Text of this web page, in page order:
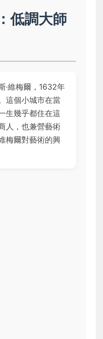
低調大師
·維梅爾，1632年
這個小城市在當
生幾乎都住在這
人，也兼營藝術
梅爾對藝術的興